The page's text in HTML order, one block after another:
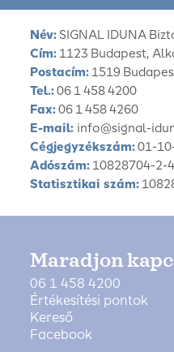
Név: SIGNAL IDUNA
Cím: 1123 Budapest,
Postacím: 1519
Tel.:06 1 458 4200
Fax:06 1 458 4260
E-mail: info@signal-
Cégjegyzékszám:01-
Adószám: 10828704-2-
Statisztikai szám:
Maradjon
06 1 458 4200
Értékesítési pontok
Kereső
Facebook